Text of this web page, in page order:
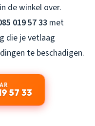
de winkel over.
019 57 33 met
die je vetlaag
te beschadigen.
57 33